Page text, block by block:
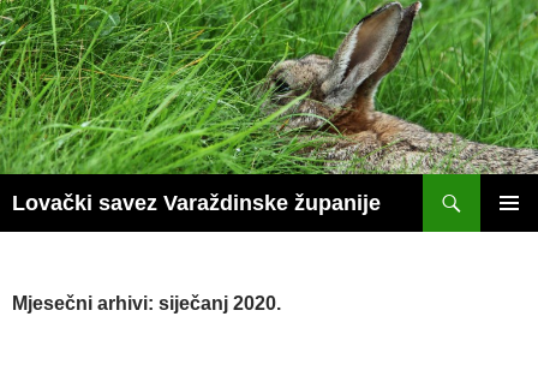
Skoči
do
sadržaja
Lovački savez Varaždinske županije
Mjesečni arhivi: siječanj 2020.